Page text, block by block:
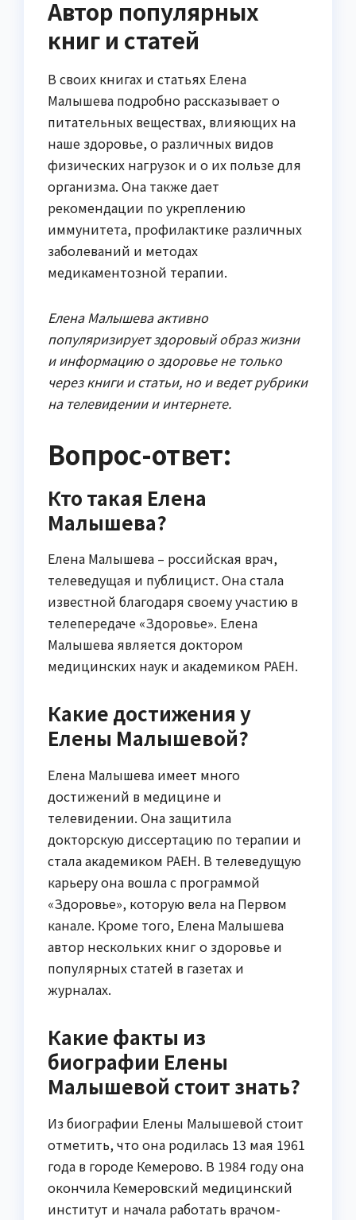
Автор популярных
книг и статей
В своих книгах и статьях Елена
Малышева подробно рассказывает о
питательных веществах, влияющих на
наше здоровье, о различных видов
физических нагрузок и о их пользе для
организма. Она также дает
рекомендации по укреплению
иммунитета, профилактике различных
заболеваний и методах
медикаментозной терапии.
Елена Малышева активно
популяризирует здоровый образ жизни
и информацию о здоровье не только
через книги и статьи, но и ведет рубрики
на телевидении и интернете.
Вопрос-ответ:
Кто такая Елена
Малышева?
Елена Малышева – российская врач,
телеведущая и публицист. Она стала
известной благодаря своему участию в
телепередаче «Здоровье». Елена
Малышева является доктором
медицинских наук и академиком РАЕН.
Какие достижения у
Елены Малышевой?
Елена Малышева имеет много
достижений в медицине и
телевидении. Она защитила
докторскую диссертацию по терапии и
стала академиком РАЕН. В телеведущую
карьеру она вошла с программой
«Здоровье», которую вела на Первом
канале. Кроме того, Елена Малышева
автор нескольких книг о здоровье и
популярных статей в газетах и
журналах.
Какие факты из
биографии Елены
Малышевой стоит знать?
Из биографии Елены Малышевой стоит
отметить, что она родилась 13 мая 1961
года в городе Кемерово. В 1984 году она
окончила Кемеровский медицинский
институт и начала работать врачом-